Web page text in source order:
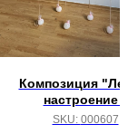
Композиция
настроение "
SKU: 000607